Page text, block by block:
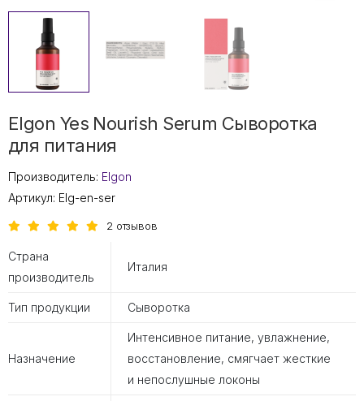
Elgon Yes Nourish Serum Сыворотка
для питания
Производитель: Elgon
Артикул: Elg-en-ser
2 отзывов
Страна
производитель
Италия
Тип продукции Сыворотка
Назначение
Интенсивное питание, увлажнение,
восстановление, смягчает жесткие
и непослушные локоны